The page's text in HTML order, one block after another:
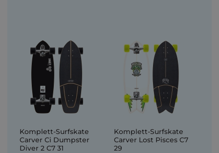
Komplett-Surfskate
Carver Ci Dumpster
Diver 2 C7 31
Komplett-Surfskate
Carver Lost Pisces C7
29